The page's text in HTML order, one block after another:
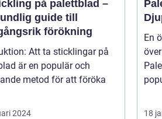
på palettblad –
guide till
förökning
sticklingar på
är en populär och
metod för att föröka
2024
En
18